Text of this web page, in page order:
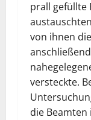
prall gefüllte
von ihnen
versteckte.
die